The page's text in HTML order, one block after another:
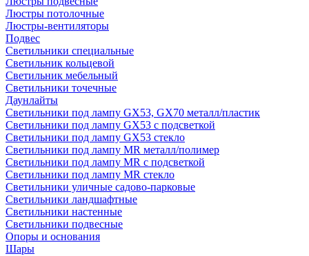
Люстры потолочные
Люстры-вентиляторы
Подвес
Светильники специальные
Светильник кольцевой
Светильник мебельный
Светильники точечные
Даунлайты
Светильники под лампу GX53, GX70 металл/пластик
Светильники под лампу GX53 с подсветкой
Светильники под лампу GX53 стекло
Светильники под лампу MR металл/полимер
Светильники под лампу MR с подсветкой
Светильники под лампу MR стекло
Светильники уличные садово-парковые
Светильники ландшафтные
Светильники настенные
Светильники подвесные
Опоры и основания
Шары